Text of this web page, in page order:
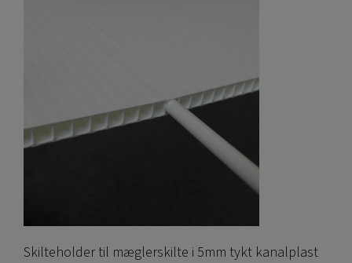
Skilteholder til mæglerskilte i 5mm tykt kanalplast